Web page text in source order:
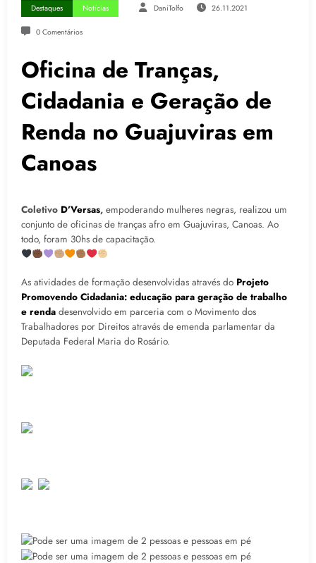
Destaques Notícias DaniTolfo 26.11.2021
0 Comentários
Oficina de Tranças,
Cidadania e Geração de
Renda no Guajuviras em
Canoas
Coletivo D’Versas, empoderando mulheres negras, realizou um
conjunto de oficinas de tranças afro em Guajuviras, Canoas. Ao
todo, foram 30hs de capacitação.
As atividades de formação desenvolvidas através do Projeto
Promovendo Cidadania: educação para geração de trabalho
e renda desenvolvido em parceria com o Movimento dos
Trabalhadores por Direitos através de emenda parlamentar da
Deputada Federal Maria do Rosário.